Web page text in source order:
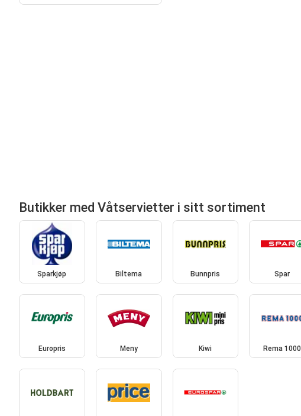
Butikker med Våtservietter i sitt sortiment
Sparkjøp Biltema Bunnpris Spar
Europris Meny Kiwi Rema 1000